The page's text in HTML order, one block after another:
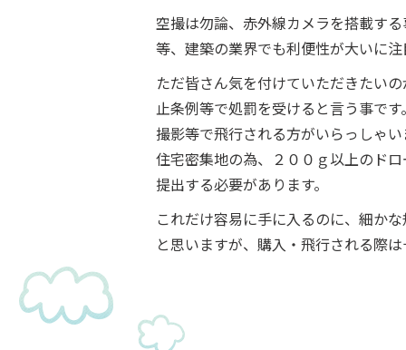
空撮は勿論、赤外線カメラを搭載す
等、建築の業界でも利便性が大いに
ただ皆さん気を付けていただきたい
止条例等で処罰を受けると言う事で
撮影等で飛行される方がいらっしゃ
住宅密集地の為、２００ｇ以上のド
提出する必要があります。
これだけ容易に手に入るのに、細か
と思いますが、購入・飛行される際